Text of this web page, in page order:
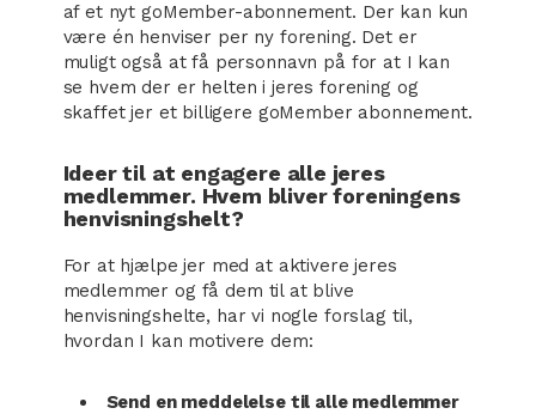
af et nyt goMember-abonnement. Der kan kun
være én henviser per ny forening. Det er
muligt også at få personnavn på for at I kan
se hvem der er helten i jeres forening og
skaffet jer et billigere goMember abonnement.
Ideer til at engagere alle jeres
medlemmer. Hvem bliver foreningens
henvisningshelt?
For at hjælpe jer med at aktivere jeres
medlemmer og få dem til at blive
henvisningshelte, har vi nogle forslag til,
hvordan I kan motivere dem:
Send en meddelelse til alle medlemmer